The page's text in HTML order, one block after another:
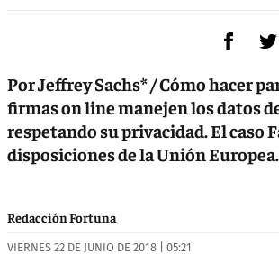
Por Jeffrey Sachs* / Cómo hacer
firmas on line manejen los datos
respetando su privacidad. El caso
disposiciones de la Unión Europea.
Redacción Fortuna
VIERNES 22 DE JUNIO DE 2018 | 05:21